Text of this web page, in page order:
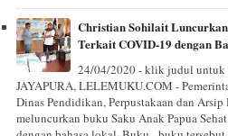
Christian Sohilait
Terkait COVID-19 dengan
24/04/2020 - klik judul untuk
JAYAPURA, LELEMUKU.COM -
Dinas Pendidikan, Perpustakaan dan Arsip
meluncurkan buku Saku Anak Papua